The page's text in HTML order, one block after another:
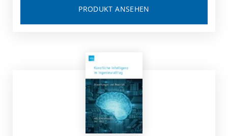
PRODUKT ANSEHEN